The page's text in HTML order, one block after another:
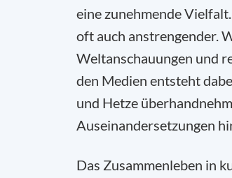
eine zunehmende
oft auch anstrengender.
Weltanschauungen und
den Medien entsteht
und Hetze
Auseinandersetzungen
Das Zusammenleben in